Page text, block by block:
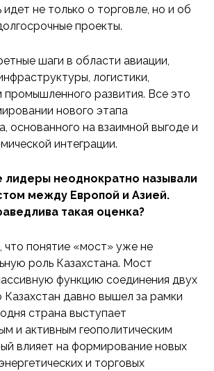
не только о торговле, но и об
проекты.
шаги в области авиации,
логистики,
промышленного развития. Все это
нового этапа
основанного на взаимной выгоде и
интеграции.
лидеры неоднократно называли
между Европой и Азией.
такая оценка?
что понятие «мост» уже не
роль Казахстана. Мост
функцию соединения двух
давно вышел за рамки
страна выступает
и активным геополитическим
влияет на формирование новых
и торговых